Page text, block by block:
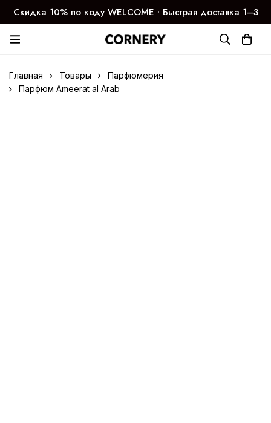
Скидка 10% по коду WELCOME ∙ Быстрая доставка 1–3
дня
Главная Товары
Парфюмерия
Парфюм Ameerat al Arab